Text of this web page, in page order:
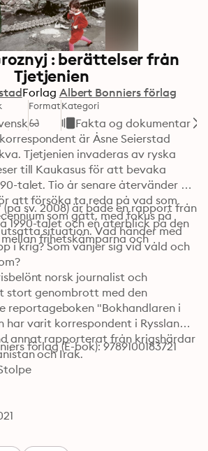
: berättelser från
Tjetjenien
Forlag Albert Bonniers förlag
FormatKategori
Fakta og dokumentar
är Åsne Seierstad
Tjetjenien invaderas av ryska
till Kaukasus för att bevaka
talet. Tio år senare återvänder
att försöka ta reda på vad som
som gått, med fokus på
situation. Vad händer med
i krig? Som vänjer sig vid våld och
(på sv. 2008) är både en rapport från
1990-talet och en återblick på den
frihetskämparna och
norsk journalist och
genombrott med den
reportageboken "Bokhandlaren i
har varit korrespondent i Ryssland
annat rapporterat från krigshärdar
och Irak.
förlag (E-bok): 9789100183721